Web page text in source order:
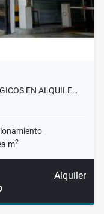
EN ALQUILE…
m2
Alquiler